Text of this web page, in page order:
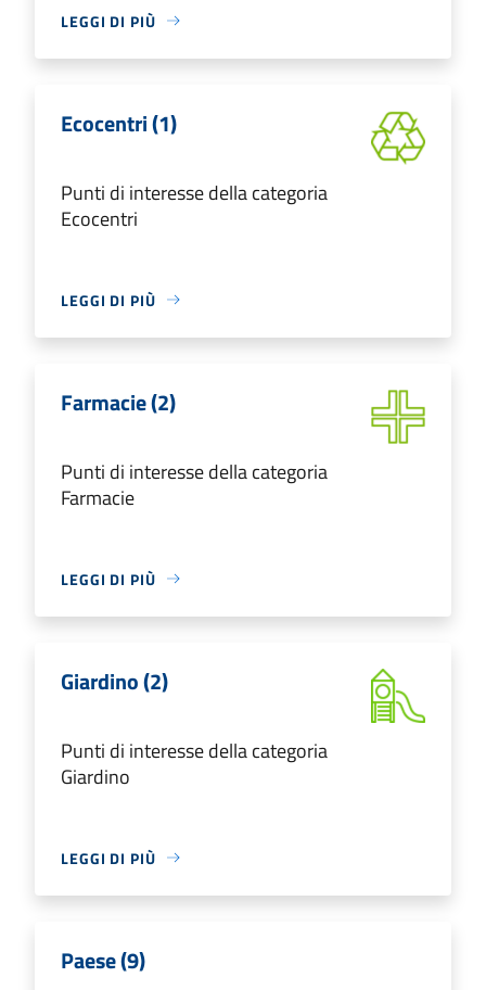
LEGGI DI PIÙ
Ecocentri (1)
Punti di interesse della categoria
Ecocentri
LEGGI DI PIÙ
Farmacie (2)
Punti di interesse della categoria
Farmacie
LEGGI DI PIÙ
Giardino (2)
Punti di interesse della categoria
Giardino
LEGGI DI PIÙ
Paese (9)